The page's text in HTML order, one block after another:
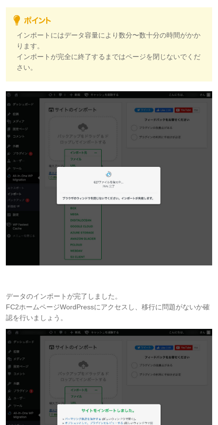
インポートにはデータ容量により数分〜数十分の時間がかか
ります。
インポートが完全に終了するまではページを閉じないでくだ
さい。
データのインポートが完了しました。
FC2ホームページWordPressにアクセスし、移行に問題がないか確
認を行いましょう。